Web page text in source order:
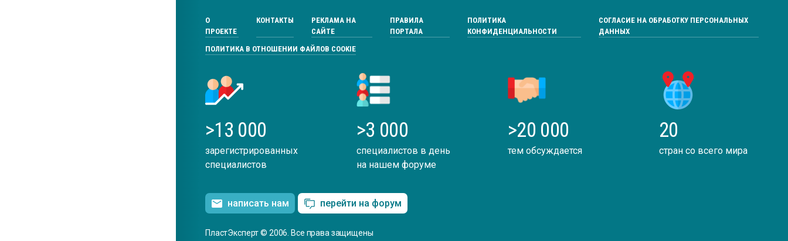
О
ПРОЕКТЕ
КОНТАКТЫ
РЕКЛАМА НА
САЙТЕ
ПРАВИЛА
ПОРТАЛА
ПОЛИТИКА
КОНФИДЕНЦИАЛЬНОСТИ
СОГЛАСИЕ НА ОБРАБОТКУ ПЕРСОНАЛЬНЫХ
ДАННЫХ
ПОЛИТИКА В ОТНОШЕНИИ ФАЙЛОВ COOKIE
>13 000
зарегистрированных
специалистов
>3 000
специалистов в день
на нашем форуме
>20 000
тем обсуждается
20
стран со всего мира
написать нам перейти на форум
ПластЭксперт © 2006. Все права защищены